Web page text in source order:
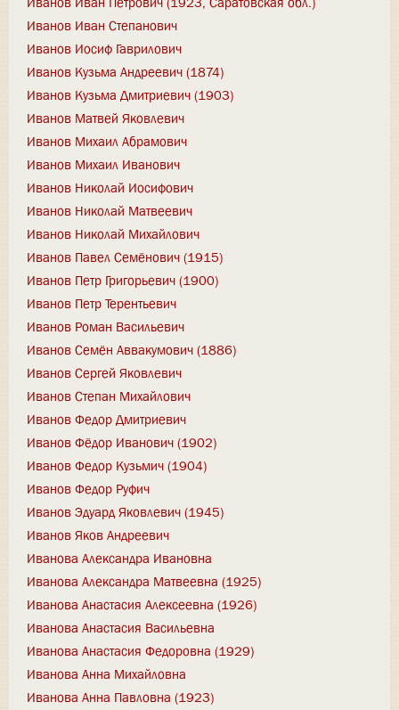
Иванов Иван Степанович
Иванов Иосиф Гаврилович
Иванов Кузьма Андреевич (1874)
Иванов Кузьма Дмитриевич (1903)
Иванов Матвей Яковлевич
Иванов Михаил Абрамович
Иванов Михаил Иванович
Иванов Николай Иосифович
Иванов Николай Матвеевич
Иванов Николай Михайлович
Иванов Павел Семёнович (1915)
Иванов Петр Григорьевич (1900)
Иванов Петр Терентьевич
Иванов Роман Васильевич
Иванов Семён Аввакумович (1886)
Иванов Сергей Яковлевич
Иванов Степан Михайлович
Иванов Федор Дмитриевич
Иванов Фёдор Иванович (1902)
Иванов Федор Кузьмич (1904)
Иванов Федор Руфич
Иванов Эдуард Яковлевич (1945)
Иванов Яков Андреевич
Иванова Александра Ивановна
Иванова Александра Матвеевна (1925)
Иванова Анастасия Алексеевна (1926)
Иванова Анастасия Васильевна
Иванова Анастасия Федоровна (1929)
Иванова Анна Михайловна
Иванова Анна Павловна (1923)